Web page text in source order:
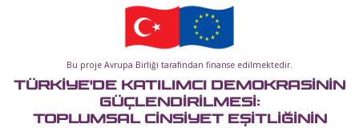
Bu proje Avrupa Birliği tarafından finanse edilmektedir.
TÜRKİYE'DE KATILIMCI DEMOKRASİNİN
GÜÇLENDİRİLMESİ:
TOPLUMSAL CİNSİYET EŞİTLİĞİNİN